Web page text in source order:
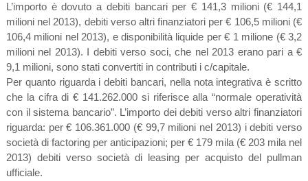
L’importo è dovuto a debiti bancari per € 141,3 milioni (€ 144,1
milioni nel 2013), debiti verso altri finanziatori per € 106,5 milioni (€
106,4 milioni nel 2013), e disponibilità liquide per € 1 milione (€ 3,2
milioni nel 2013). I debiti verso soci, che nel 2013 erano pari a €
9,1 milioni, sono stati convertiti in contributi i c/capitale.
Per quanto riguarda i debiti bancari, nella nota integrativa è scritto
che la cifra di € 141.262.000 si riferisce alla “normale operatività
con il sistema bancario”. L’importo dei debiti verso altri finanziatori
riguarda: per € 106.361.000 (€ 99,7 milioni nel 2013) i debiti verso
società di factoring per anticipazioni; per € 179 mila (€ 203 mila nel
2013) debiti verso società di leasing per acquisto del pullman
ufficiale.